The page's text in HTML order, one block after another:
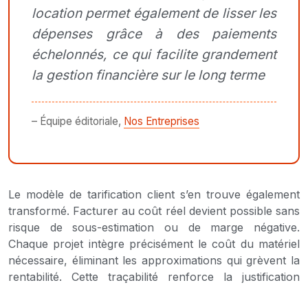
location permet également de lisser les
dépenses grâce à des paiements
échelonnés, ce qui facilite grandement
la gestion financière sur le long terme
– Équipe éditoriale, Nos Entreprises
Le modèle de tarification client s’en trouve également
transformé. Facturer au coût réel devient possible sans
risque de sous-estimation ou de marge négative.
Chaque projet intègre précisément le coût du matériel
nécessaire, éliminant les approximations qui grèvent la
rentabilité. Cette traçabilité renforce la justification